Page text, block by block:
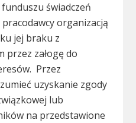
świadczeń
pracodawcy organizacją
jej braku z
przez załogę do
Przez
uzyskanie zgody
lub
na przedstawione